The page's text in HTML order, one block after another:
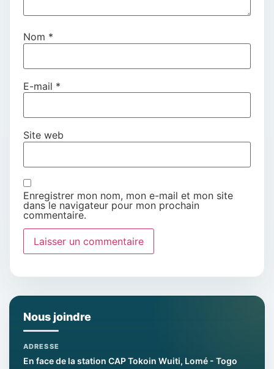
Nom *
E-mail *
Site web
Enregistrer mon nom, mon e-mail et mon site
dans le navigateur pour mon prochain
commentaire.
Nous joindre
ADRESSE
En face de la station CAP Tokoin Wuiti, Lomé - Togo